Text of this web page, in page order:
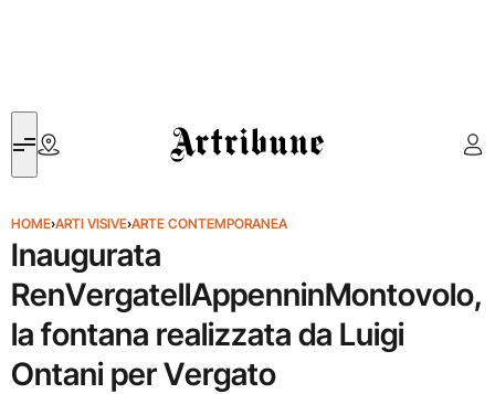
Artribune
HOME›ARTI VISIVE›ARTE CONTEMPORANEA
Inaugurata
RenVergatellAppenninMontovolo,
la fontana realizzata da Luigi
Ontani per Vergato